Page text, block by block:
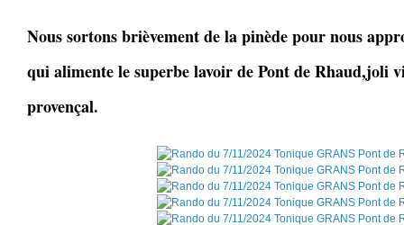
Nous sortons brièvement de la pinède pour nous
qui alimente le superbe lavoir de Pont de Rhaud,joli
provençal.